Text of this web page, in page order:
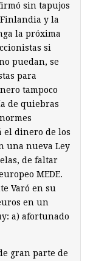
sin tapujos
y la
la próxima
si
puedan, se
para
tampoco
de quiebras
el dinero de los
una nueva Ley
de faltar
MEDE.
Varó en su
en un
a) afortunado
gran parte de